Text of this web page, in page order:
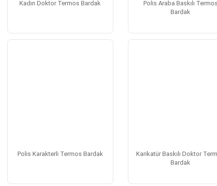
Kadın Doktor Termos Bardak
Polis Araba Baskılı
Bardak
Polis Karakterli Termos Bardak
Karikatür Baskılı Doktor
Bardak